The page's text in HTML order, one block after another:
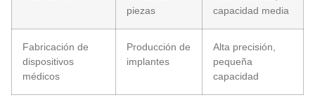
piezas
capacidad media
Fabricación de
dispositivos
médicos
Producción de
implantes
Alta precisión,
pequeña
capacidad